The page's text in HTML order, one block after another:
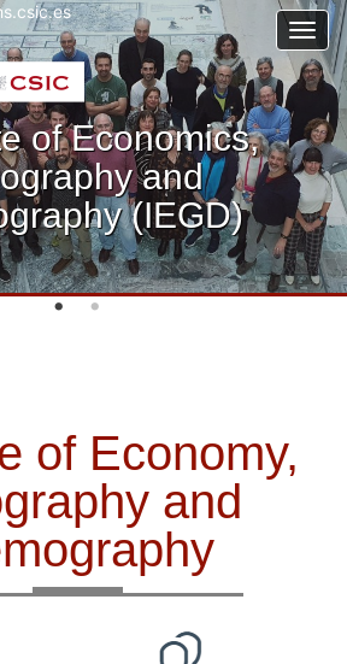
of Economics,
and
(IEGD)
of Economy,
and